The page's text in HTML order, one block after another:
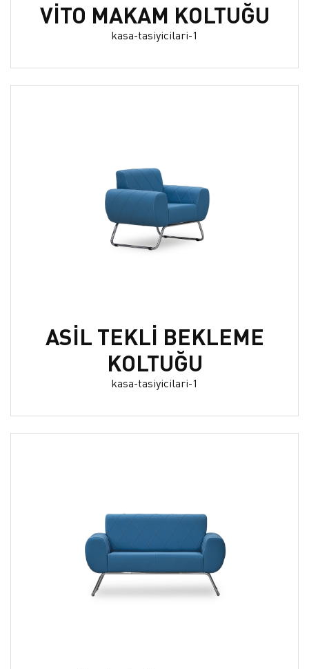
VİTO MAKAM KOLTUĞU
kasa-tasiyicilari-1
ASİL TEKLİ BEKLEME
KOLTUĞU
kasa-tasiyicilari-1